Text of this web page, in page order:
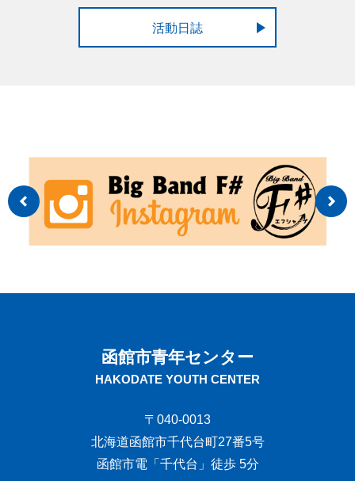
活動日誌
函館市青年センター
HAKODATE YOUTH CENTER
〒040-0013
北海道函館市千代台町27番5号
函館市電「千代台」徒歩 5分